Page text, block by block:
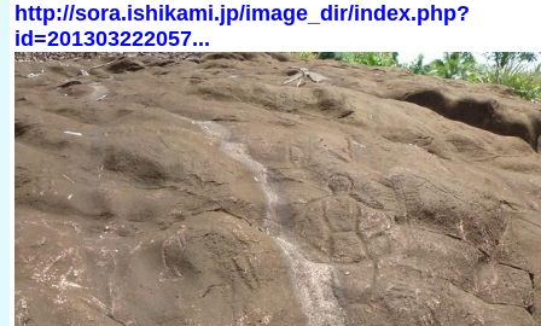
http://sora.ishikami.jp/image_dir/index.php?
id=201303222057...